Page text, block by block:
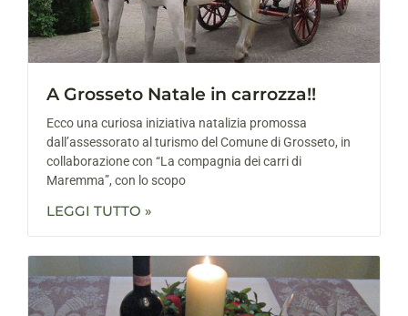
A Grosseto Natale in carrozza!!
Ecco una curiosa iniziativa natalizia promossa
dall’assessorato al turismo del Comune di Grosseto, in
collaborazione con “La compagnia dei carri di
Maremma”, con lo scopo
LEGGI TUTTO »